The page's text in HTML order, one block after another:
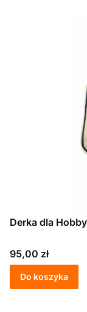
Derka dla
Cena
95,00 zł
Do koszyka